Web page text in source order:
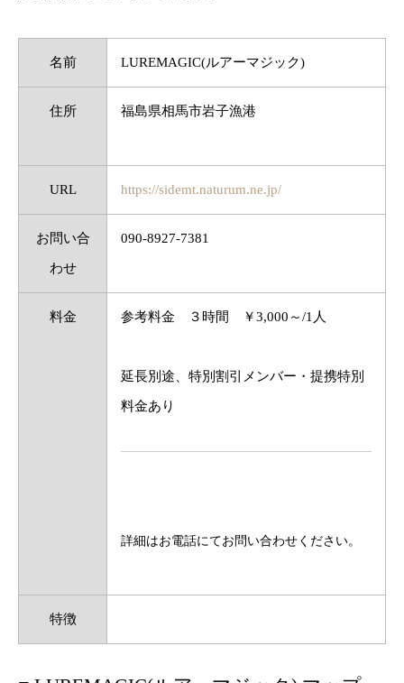
名前 LUREMAGIC(ルアーマジック)
住所 福島県相馬市岩子漁港
URL https://sidemt.naturum.ne.jp/
お問い合
わせ
090-8927-7381
料金 参考料金 ３時間 ￥3,000～/1人
延長別途、特別割引メンバー・提携特別
料金あり
詳細はお電話にてお問い合わせください。
特徴